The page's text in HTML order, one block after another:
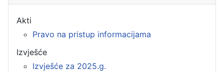
Akti
Pravo na pristup informacijama
Izvješće
Izvješće za 2025.g.